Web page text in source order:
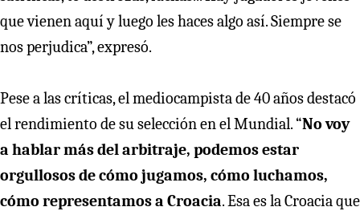
que vienen aquí y luego les haces algo así. Siempre se
nos perjudica”, expresó.
Pese a las críticas, el mediocampista de 40 años destacó
el rendimiento de su selección en el Mundial. “No voy
a hablar más del arbitraje, podemos estar
orgullosos de cómo jugamos, cómo luchamos,
cómo representamos a Croacia. Esa es la Croacia que